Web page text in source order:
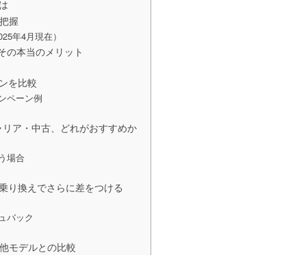
握
年4月現在）
の本当のメリット
を比較
ペーン例
ア・中古、どれがおすすめか
場合
り換えでさらに差をつける
バック
モデルとの比較